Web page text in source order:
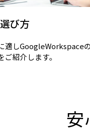
び方
適しGoogleWorkspace
ご紹介します。